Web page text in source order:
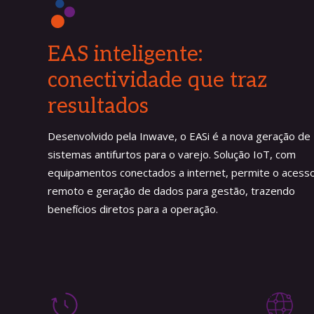
EAS inteligente:
conectividade que traz
resultados
Desenvolvido pela Inwave, o EASi é a nova geração de
sistemas antifurtos para o varejo. Solução IoT, com
equipamentos conectados a internet, permite o
remoto e geração de dados para gestão, trazendo
benefícios diretos para a operação.